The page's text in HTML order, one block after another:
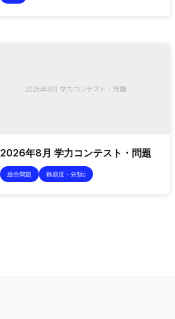
2026年8月 学力コンテスト・問題
総合問題 難易度・分類c